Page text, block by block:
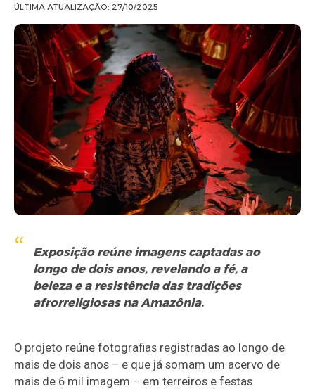
ÚLTIMA ATUALIZAÇÃO: 27/10/2025
Exposição reúne imagens captadas ao
longo de dois anos, revelando a fé, a
beleza e a resistência das tradições
afrorreligiosas na Amazônia.
O projeto reúne fotografias registradas ao longo de
mais de dois anos – e que já somam um acervo de
mais de 6 mil imagem – em terreiros e festas